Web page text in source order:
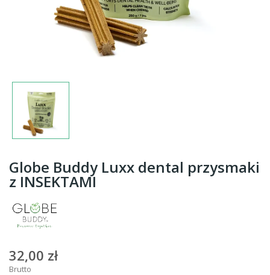
Globe Buddy Luxx dental przysmaki
z INSEKTAMI
32,00 zł
Brutto